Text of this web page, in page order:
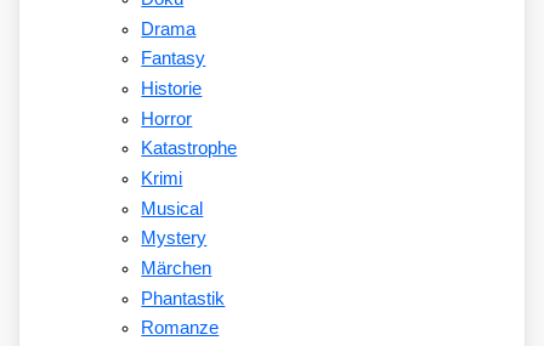
Drama
Fantasy
Historie
Horror
Katastrophe
Krimi
Musical
Mystery
Märchen
Phantastik
Romanze